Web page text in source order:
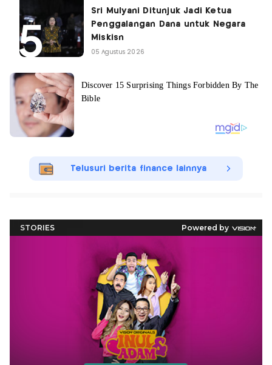
Sri Mulyani Ditunjuk Jadi Ketua
Penggalangan Dana untuk Negara
Miskisn
05 Agustus 2026
Telusuri berita finance lainnya